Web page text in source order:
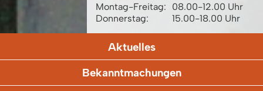
Montag-Freitag:
08.00-12.00 Uhr
Donnerstag:
15.00-18.00 Uhr
Aktuelles
Bekanntmachungen